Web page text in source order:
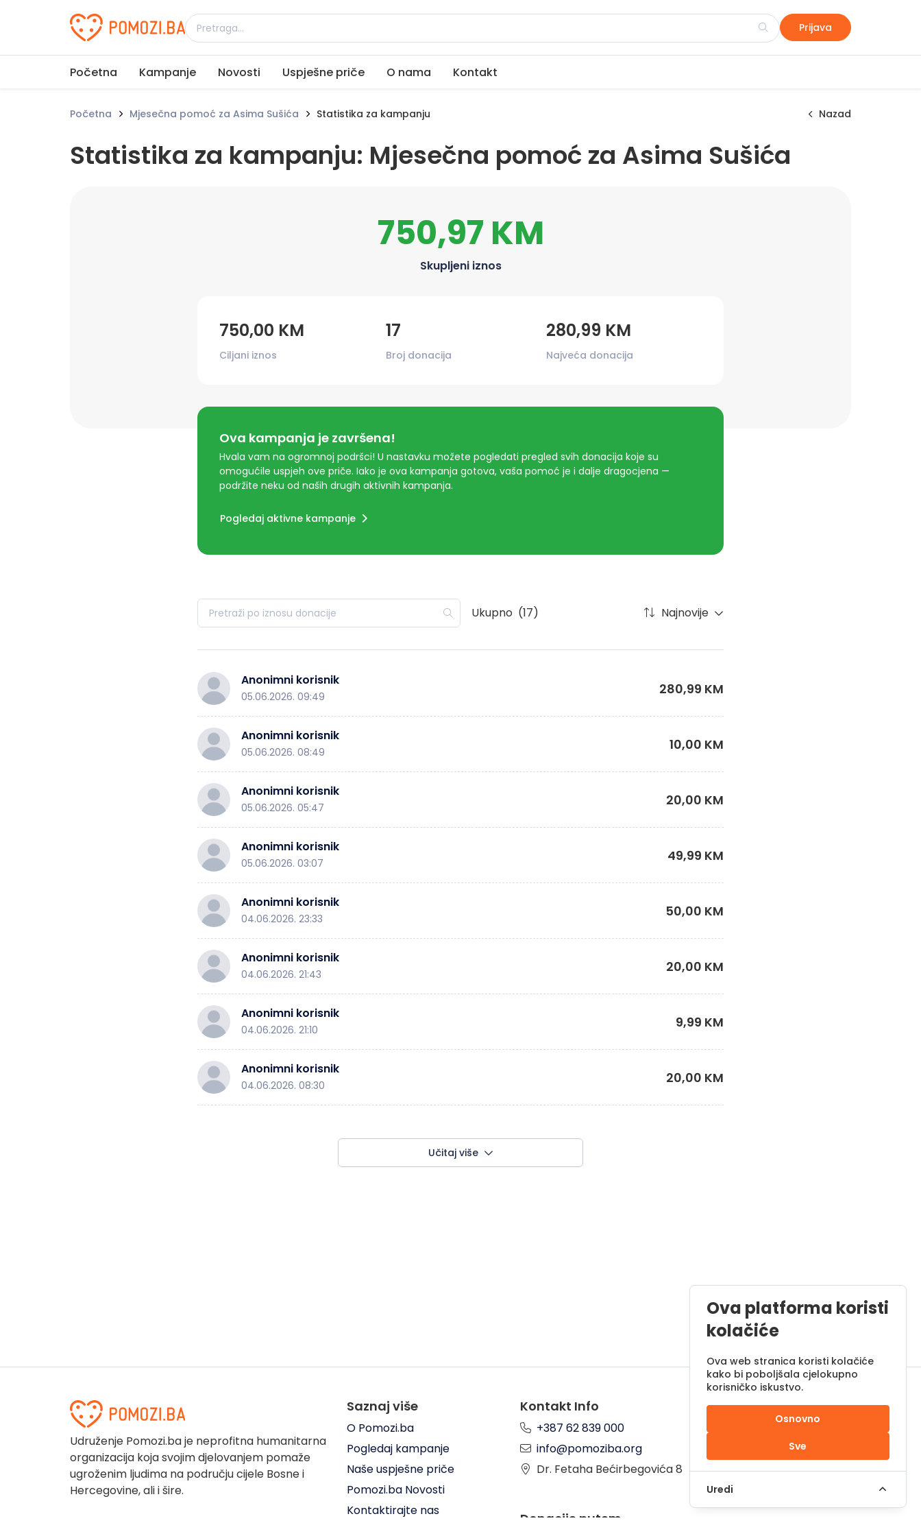
Udruženje Pomozi.ba Prijava
Početna Kampanje Novosti Uspješne priče O nama Kontakt
Početna Mjesečna pomoć za Asima Sušića Statistika za kampanju Nazad
Statistika za kampanju: Mjesečna pomoć za Asima Sušića
750,97 KM
Skupljeni iznos
750,00 KM
Ciljani iznos
17
Broj donacija
280,99 KM
Najveća donacija
Ova kampanja je završena!
Hvala vam na ogromnoj podršci! U nastavku možete pogledati pregled svih donacija koje su
omogućile uspjeh ove priče. Iako je ova kampanja gotova, vaša pomoć je i dalje dragocjena —
podržite neku od naših drugih aktivnih kampanja.
Pogledaj aktivne kampanje
Ukupno (17) Najnovije
Anonimni korisnik
05.06.2026. 09:49 280,99 KM
Anonimni korisnik
05.06.2026. 08:49 10,00 KM
Anonimni korisnik
05.06.2026. 05:47 20,00 KM
Anonimni korisnik
05.06.2026. 03:07 49,99 KM
Anonimni korisnik
04.06.2026. 23:33 50,00 KM
Anonimni korisnik
04.06.2026. 21:43 20,00 KM
Anonimni korisnik
04.06.2026. 21:10 9,99 KM
Anonimni korisnik
04.06.2026. 08:30 20,00 KM
Učitaj više
Udruženje Pomozi.ba je neprofitna humanitarna
organizacija koja svojim djelovanjem pomaže
ugroženim ljudima na području cijele Bosne i
Hercegovine, ali i šire.
Saznaj više
O Pomozi.ba
Pogledaj kampanje
Naše uspješne priče
Pomozi.ba Novosti
Kontaktirajte nas
Kontakt Info
+387 62 839 000
info@pomoziba.org
Dr. Fetaha Bećirbegovića 8
Radno vrijeme
Sub od 10 do 17h
Nedjelja - neradni dan
Donacije putem
Ova platforma koristi
kolačiće
Ova web stranica koristi kolačiće
kako bi poboljšala cjelokupno
korisničko iskustvo.
Osnovno
Sve
Uredi